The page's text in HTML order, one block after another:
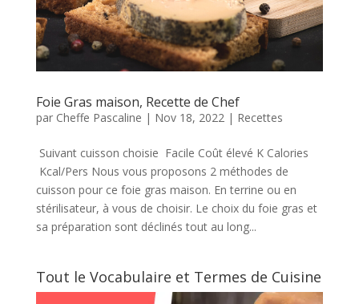
Foie Gras maison, Recette de Chef
par Cheffe Pascaline | Nov 18, 2022| Recettes
Suivant cuisson choisie Facile Coût élevé K Calories
Kcal/Pers Nous vous proposons 2 méthodes de
cuisson pour ce foie gras maison. En terrine ou en
stérilisateur, à vous de choisir. Le choix du foie gras et
sa préparation sont déclinés tout au long...
Tout le Vocabulaire et Termes de Cuisine